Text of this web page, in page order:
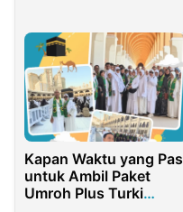
Kapan Waktu yang Pas
untuk Ambil Paket
Umroh Plus Turki